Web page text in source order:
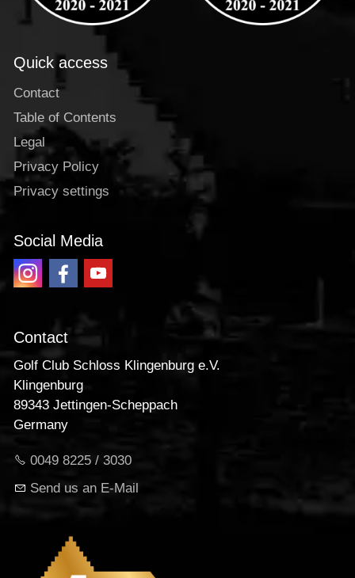
Quick access
Contact
Table of Contents
Legal
Privacy Policy
Privacy settings
Social Media
Contact
Golf Club Schloss Klingenburg e.V.
Klingenburg
89343 Jettingen-Scheppach
Germany
0049 8225 / 3030
Send us an E-Mail